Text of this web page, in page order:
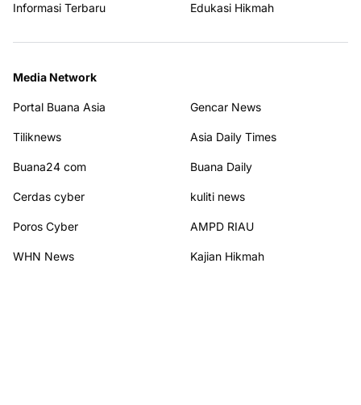
Informasi Terbaru Edukasi Hikmah
Media Network
Portal Buana Asia Gencar News
Tiliknews Asia Daily Times
Buana24 com Buana Daily
Cerdas cyber kuliti news
Poros Cyber AMPD RIAU
WHN News Kajian Hikmah